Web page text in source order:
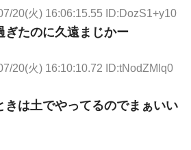
20(火) 16:06:15.55 ID:DozS1+y10
ぎたのに久遠まじかー
20(火) 16:10:10.72 ID:tNodZMlq0
きは土でやってるのでまぁいい